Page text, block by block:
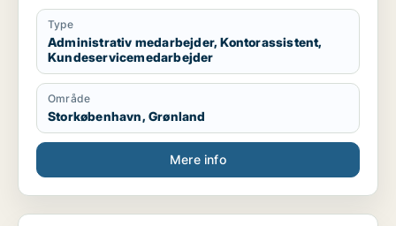
Type
Administrativ medarbejder, Kontorassistent,
Kundeservicemedarbejder
Område
Storkøbenhavn, Grønland
Mere info